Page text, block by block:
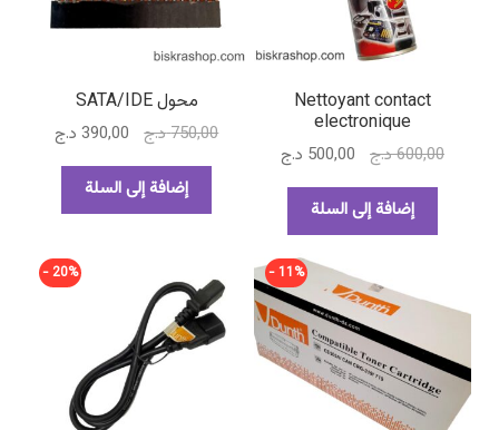
Nettoyant contact
electronique
600,00د.ج
السعر
الأصلي
هو:
600,00 د.ج.
500,00 د.جالسعر
إضافة إلى السلة
محول SATA/IDE
750,00د.ج
السعر
الأصلي
هو:
750,00 د.ج.
390,00 د.جالسعر
إضافة إلى السلة
11% -
20% -